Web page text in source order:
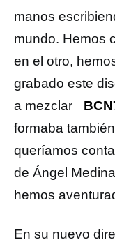
manos
mundo. Hemos
en el otro,
grabado este
a mezclar
formaba
queríamos
de Ángel
hemos
En su nuevo